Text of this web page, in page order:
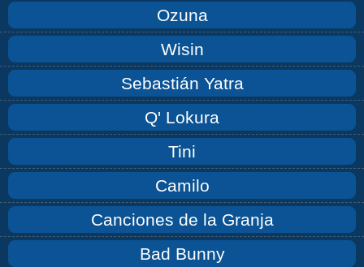
Ozuna
Wisin
Sebastián Yatra
Q' Lokura
Tini
Camilo
Canciones de la Granja
Bad Bunny